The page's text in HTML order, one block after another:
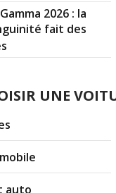
2026 : la
fait des
UNE
auto